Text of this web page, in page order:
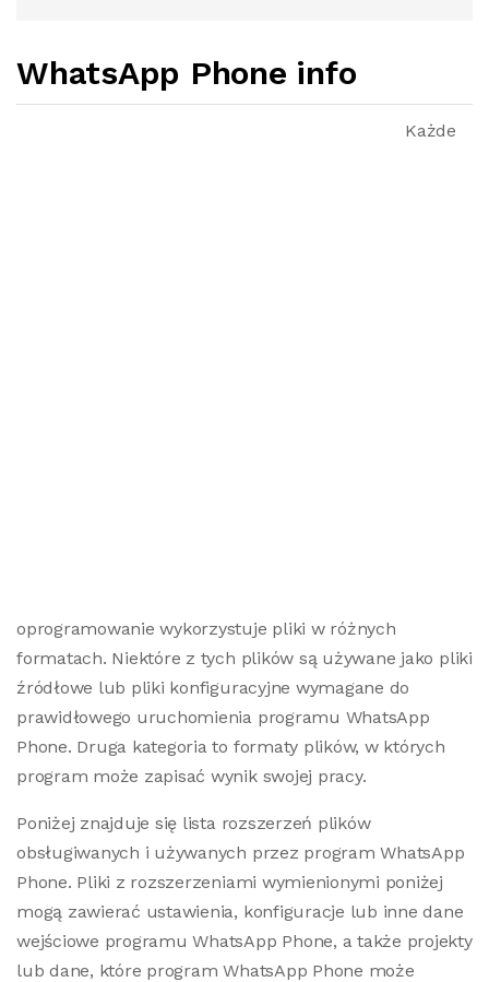
WhatsApp Phone info
Każde
oprogramowanie wykorzystuje pliki w różnych
formatach. Niektóre z tych plików są używane jako pliki
źródłowe lub pliki konfiguracyjne wymagane do
prawidłowego uruchomienia programu WhatsApp
Phone. Druga kategoria to formaty plików, w których
program może zapisać wynik swojej pracy.
Poniżej znajduje się lista rozszerzeń plików
obsługiwanych i używanych przez program WhatsApp
Phone. Pliki z rozszerzeniami wymienionymi poniżej
mogą zawierać ustawienia, konfiguracje lub inne dane
wejściowe programu WhatsApp Phone, a także projekty
lub dane, które program WhatsApp Phone może